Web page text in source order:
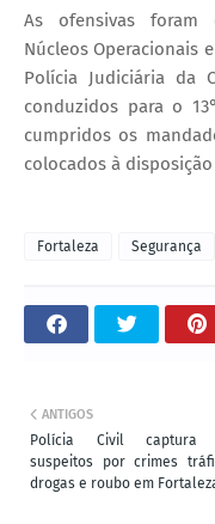
As ofensivas foram
Núcleos Operacionais
Polícia Judiciária da
conduzidos para o
cumpridos os
colocados à
Fortaleza Segurança
ANTIGOS
Polícia Civil captura
suspeitos por crimes
drogas e roubo em